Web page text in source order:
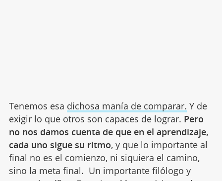
Tenemos esa dichosa manía de comparar. Y de
exigir lo que otros son capaces de lograr. Pero
no nos damos cuenta de que en el aprendizaje,
cada uno sigue su ritmo, y que lo importante al
final no es el comienzo, ni siquiera el camino,
sino la meta final. Un importante filólogo y